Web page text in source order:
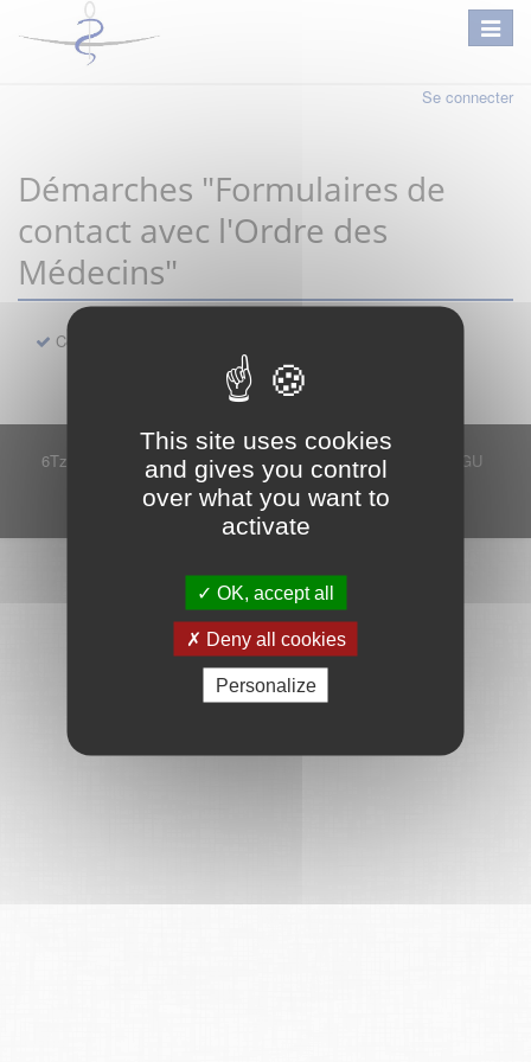
This site uses cookies
and gives you control
over what you want to
activate
OK, accept all
Deny all cookies
Personalize
Se connecter
Démarches "Formulaires de
contact avec l'Ordre des
Médecins"
Contact
6Tzen ©2015 - Tous droits réservés Mentions légales
CGU
Plan du site
FAQ
Contact
Ce service est proposé par6Tzen